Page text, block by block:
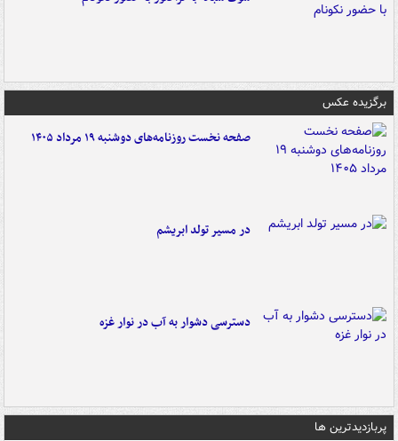
برگزیده عکس
صفحه نخست روزنامه‌های دوشنبه ۱۹ مرداد ۱۴۰۵
در مسیر تولد ابریشم
دسترسی دشوار به آب در نوار غزه
پربازدیدترین ها